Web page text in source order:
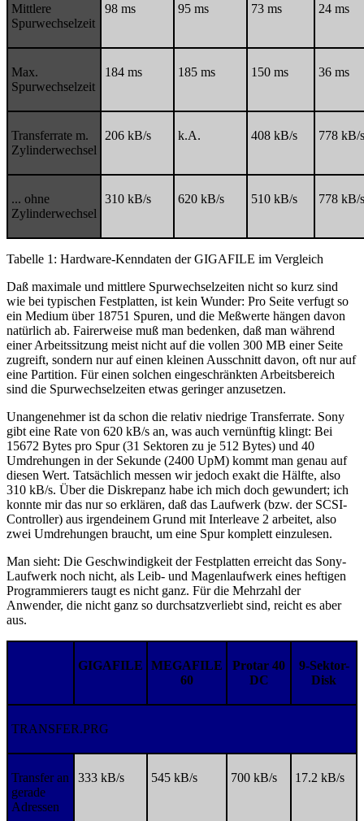
Mittlere
Spurwechselzeit
98 ms 95 ms 73 ms 24 ms
Max.
Spurwechselzeit
184 ms 185 ms 150 ms 36 ms
Transferrate m.
Zylinderwechsel
206 kB/s k.A. 408 kB/s 778 kB/s
... ohne
Zylinderwechsel
310 kB/s 620 kB/s 510 kB/s 778 kB/s
Tabelle 1: Hardware-Kenndaten der GIGAFILE im Vergleich
Daß maximale und mittlere Spurwechselzeiten nicht so kurz sind
wie bei typischen Festplatten, ist kein Wunder: Pro Seite verfugt so
ein Medium über 18751 Spuren, und die Meßwerte hängen davon
natürlich ab. Fairerweise muß man bedenken, daß man während
einer Arbeitssitzung meist nicht auf die vollen 300 MB einer Seite
zugreift, sondern nur auf einen kleinen Ausschnitt davon, oft nur auf
eine Partition. Für einen solchen eingeschränkten Arbeitsbereich
sind die Spurwechselzeiten etwas geringer anzusetzen.
Unangenehmer ist da schon die relativ niedrige Transferrate. Sony
gibt eine Rate von 620 kB/s an, was auch vernünftig klingt: Bei
15672 Bytes pro Spur (31 Sektoren zu je 512 Bytes) und 40
Umdrehungen in der Sekunde (2400 UpM) kommt man genau auf
diesen Wert. Tatsächlich messen wir jedoch exakt die Hälfte, also
310 kB/s. Über die Diskrepanz habe ich mich doch gewundert; ich
konnte mir das nur so erklären, daß das Laufwerk (bzw. der SCSI-
Controller) aus irgendeinem Grund mit Interleave 2 arbeitet, also
zwei Umdrehungen braucht, um eine Spur komplett einzulesen.
Man sieht: Die Geschwindigkeit der Festplatten erreicht das Sony-
Laufwerk noch nicht, als Leib- und Magenlaufwerk eines heftigen
Programmierers taugt es nicht ganz. Für die Mehrzahl der
Anwender, die nicht ganz so durchsatzverliebt sind, reicht es aber
aus.
GIGAFILE
MEGAFILE
60
Protar 40
DC
9-Sektor-
Disk
TRANSFER.PRG
Transfer an
gerade
Adressen
333 kB/s 545 kB/s 700 kB/s 17.2 kB/s